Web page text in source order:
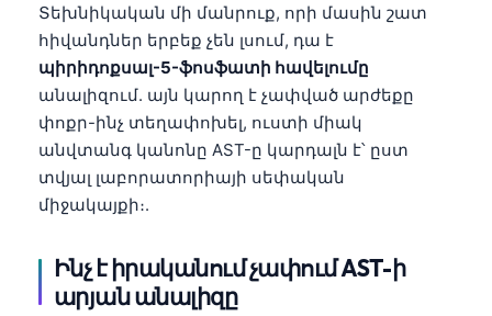
Տեխնիկական մի մանրուք, որի մասին շատ
հիվանդներ երբեք չեն լսում, դա է
պիրիդոքսալ-5-ֆոսֆատի հավելումը
անալիզում. այն կարող է չափված արժեքը
փոքր-ինչ տեղափոխել, ուստի միակ
անվտանգ կանոնը AST-ը կարդալն է՝ ըստ
տվյալ լաբորատորիայի սեփական
միջակայքի։.
Ինչ է իրականում չափում AST-ի
արյան անալիզը